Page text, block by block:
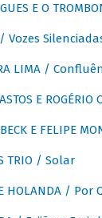
E O
Vozes
LIMA /
E ROGÉRIO
E FELIPE
TRIO / Solar
HOLANDA / Por